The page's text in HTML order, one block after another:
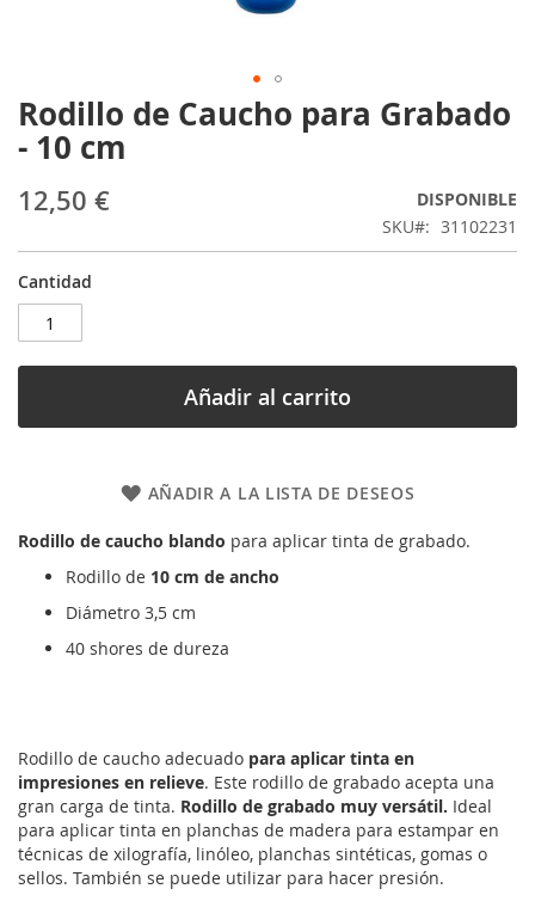
Rodillo de Caucho para Grabado
- 10 cm
12,50 €
DISPONIBLE
SKU
31102231
Cantidad
Añadir al carrito
AÑADIR A LA LISTA DE DESEOS
Rodillo de caucho blando para aplicar tinta de grabado.
Rodillo de 10 cm de ancho
Diámetro 3,5 cm
40 shores de dureza
Saltar
al
comienzo
la
de
imágenes
Rodillo de caucho adecuado para aplicar tinta en
impresiones en relieve. Este rodillo de grabado acepta una
gran carga de tinta. Rodillo de grabado muy versátil. Ideal
para aplicar tinta en planchas de madera para estampar en
técnicas de xilografía, linóleo, planchas sintéticas, gomas o
sellos. También se puede utilizar para hacer presión.